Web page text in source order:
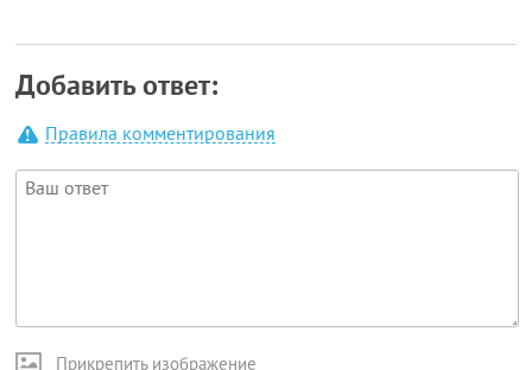
Добавить ответ:
Правила комментирования